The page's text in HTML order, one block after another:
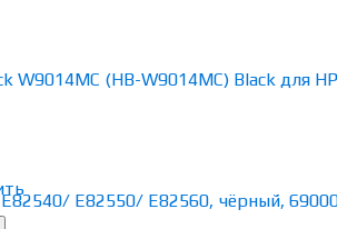
W9014MC (HB-W9014MC) Black для HP